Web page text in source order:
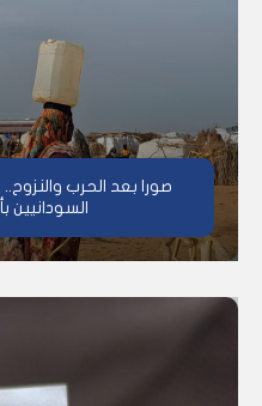
صور| بعد الحرب
السودانيين